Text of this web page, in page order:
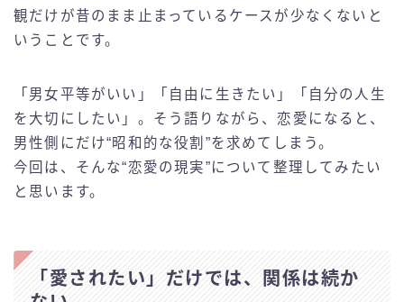
観だけが昔のまま止まっているケースが少なくないと
いうことです。
「男女平等がいい」「自由に生きたい」「自分の人生
を大切にしたい」。そう語りながら、恋愛になると、
男性側にだけ“昭和的な役割”を求めてしまう。
今回は、そんな“恋愛の現実”について整理してみたい
と思います。
「愛されたい」だけでは、関係は続か